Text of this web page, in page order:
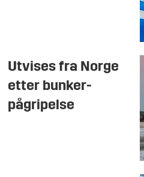
Utvises fra Norge
etter bunker-
pågripelse